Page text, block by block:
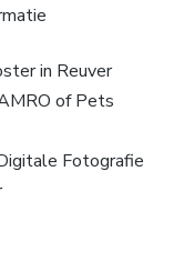
in Reuver
of Pets
Fotografie